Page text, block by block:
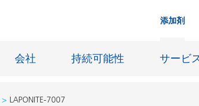
添加剤
会社 持続可能性 サービ
LAPONITE-7007